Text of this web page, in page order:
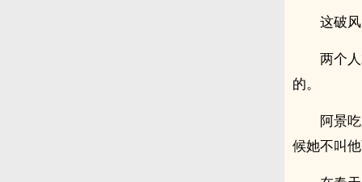
这破
两个
的。
阿景
候她不叫